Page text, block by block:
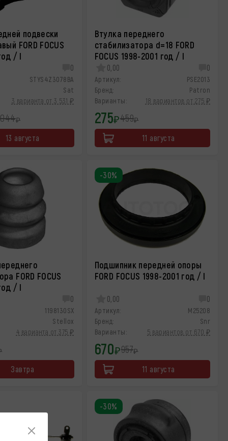
подвески
FORD FOCUS
/ I
0
STYS4Z3078BA
Sat
3 варианта от 3 531 ₽
₽
13 августа
Втулка переднего
стабилизатора d=18 FORD
FOCUS 1998-2001 год / I
0,00 0
Артикул:
PSE2013
Бренд:
Patron
Варианты:
18 вариантов от 275 ₽
275₽459₽
11 августа
FORD FOCUS
/ I
0
1198130SX
Stellox
4 варианта от 375 ₽
Завтра
Подшипник передней опоры
FORD FOCUS 1998-2001 год / I
0,00 0
Артикул:
M25208
Бренд:
Snr
Варианты:
5 вариантов от 670 ₽
670₽957₽
11 августа
-30%
-30%